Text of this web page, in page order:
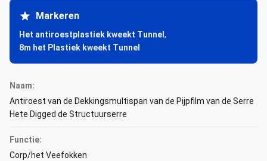
Markeren
Het antiroestplastiek kweekt Tunnel ,
8m het Plastiek kweekt Tunnel
Naam:
Antiroest van de Dekkingsmultispan van de Pijpfilm van de Serre
Hete Digged de Structuurserre
Functie:
Corp/het Veefokken